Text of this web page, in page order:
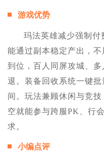
游戏优势
玛法英雄减少强制付
能通过副本稳定产出，
到位，百人同屏攻城、
退。装备回收系统一键
间。玩法兼顾休闲与竞
空就能参与跨服PK、行
求。
小编点评